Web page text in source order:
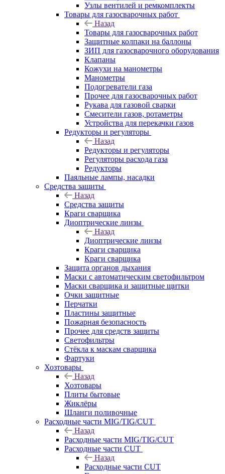
Узлы вентилей и ремкомплекты
Товары для газосварочных работ
Назад
Товары для газосварочных работ
Защитные колпаки на баллоны
ЗИП для газосварочного оборудования
Клапаны
Кожухи на манометры
Манометры
Подогреватели газа
Прочее для газосварочных работ
Рукава для газовой сварки
Смесители газов, ротаметры
Устройства для перекачки газов
Редукторы и регуляторы
Назад
Редукторы и регуляторы
Регуляторы расхода газа
Редукторы
Паяльные лампы, насадки
Средства защиты
Назад
Средства защиты
Краги сварщика
Диоптрические линзы
Назад
Диоптрические линзы
Краги сварщика
Краги сварщика
Защита органов дыхания
Маски с автоматическим светофильтром
Маски сварщика и защитные щитки
Очки защитные
Перчатки
Пластины защитные
Пожарная безопасность
Прочее для средств защиты
Светофильтры
Стёкла к маскам сварщика
Фартуки
Хозтовары
Назад
Хозтовары
Плиты бытовые
Жиклёры
Шланги поливочные
Расходные части MIG/TIG/CUT
Назад
Расходные части MIG/TIG/CUT
Расходные части CUT
Назад
Расходные части CUT